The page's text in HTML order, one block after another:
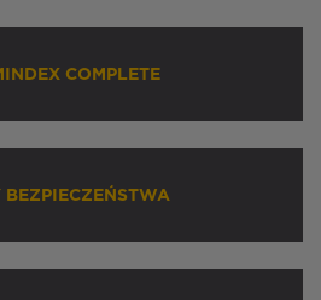
COMPLETE
BEZPIECZEŃSTWA